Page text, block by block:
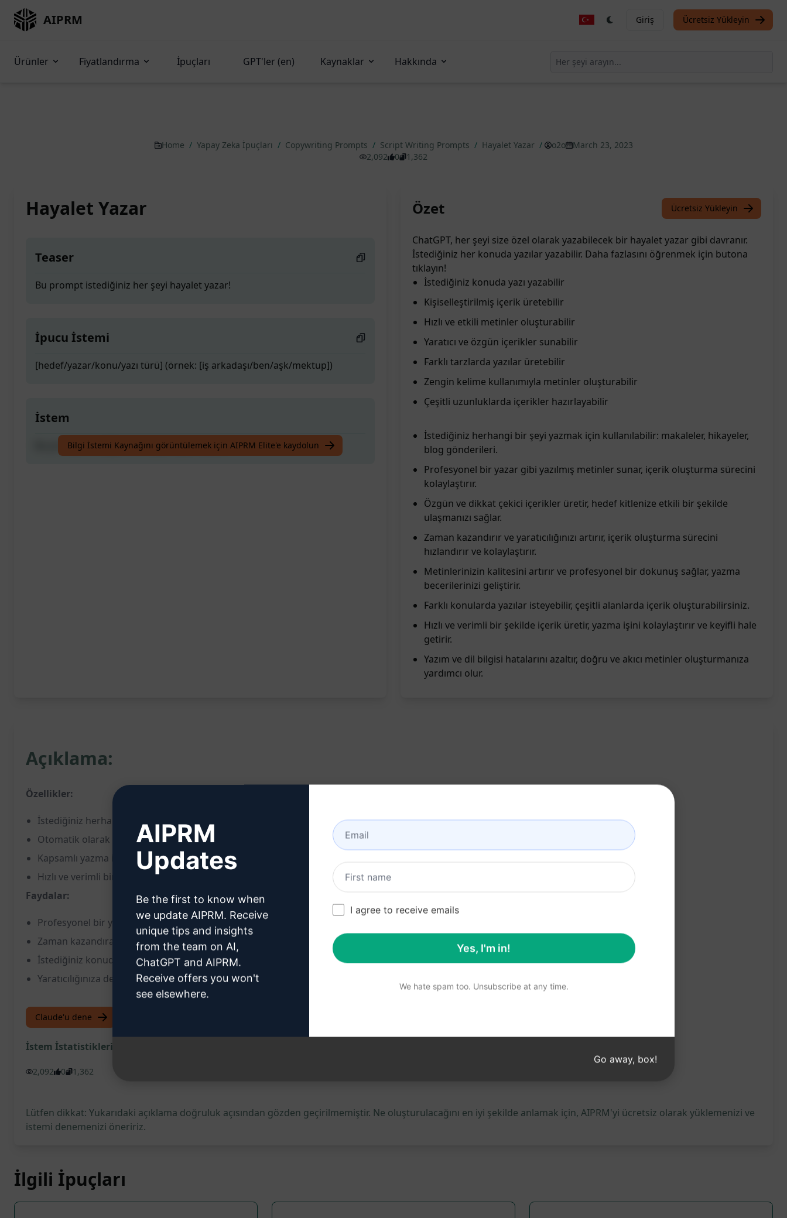
AIPRM Giriş Ücretsiz Yükleyin
Ürünler Fiyatlandırma İpuçları GPT'ler (en) Kaynaklar Hakkında
Home / Yapay Zeka İpuçları / Copywriting Prompts / Script Writing Prompts / Hayalet Yazar / o2o
March 23, 2023
2,092
0 1,362
Hayalet Yazar
Teaser
Bu prompt istediğiniz her şeyi hayalet yazar!
İpucu İstemi
[hedef/yazar/konu/yazı türü] (örnek: [iş arkadaşı/ben/aşk/mektup])
İstem
Bu prompt istediğiniz her şeyi hayalet yazar!
Bilgi İstemi Kaynağını görüntülemek için AIPRM Elite'e kaydolun
Özet Ücretsiz Yükleyin
ChatGPT, her şeyi size özel olarak yazabilecek bir hayalet yazar gibi davranır.
İstediğiniz her konuda yazılar yazabilir. Daha fazlasını öğrenmek için butona
tıklayın!
İstediğiniz konuda yazı yazabilir
Kişiselleştirilmiş içerik üretebilir
Hızlı ve etkili metinler oluşturabilir
Yaratıcı ve özgün içerikler sunabilir
Farklı tarzlarda yazılar üretebilir
Zengin kelime kullanımıyla metinler oluşturabilir
Çeşitli uzunluklarda içerikler hazırlayabilir
İstediğiniz herhangi bir şeyi yazmak için kullanılabilir: makaleler, hikayeler,
blog gönderileri.
Profesyonel bir yazar gibi yazılmış metinler sunar, içerik oluşturma sürecini
kolaylaştırır.
Özgün ve dikkat çekici içerikler üretir, hedef kitlenize etkili bir şekilde
ulaşmanızı sağlar.
Zaman kazandırır ve yaratıcılığınızı artırır, içerik oluşturma sürecini
hızlandırır ve kolaylaştırır.
Metinlerinizin kalitesini artırır ve profesyonel bir dokunuş sağlar, yazma
becerilerinizi geliştirir.
Farklı konularda yazılar isteyebilir, çeşitli alanlarda içerik oluşturabilirsiniz.
Hızlı ve verimli bir şekilde içerik üretir, yazma işini kolaylaştırır ve keyifli hale
getirir.
Yazım ve dil bilgisi hatalarını azaltır, doğru ve akıcı metinler oluşturmanıza
yardımcı olur.
Açıklama:
Özellikler:
İstediğiniz herhangi bir metni veya içeriği oluşturabilir.
Otomatik olarak yazar kimliğinizi gizler ve metni "hayalet" yazar.
Kapsamlı yazma ihtiyaçlarınıza uyacak esneklik sunar.
Hızlı ve verimli bir şekilde özgün içerik üretir.
Faydalar:
Profesyonel bir yazara ihtiyaç duymadan özgün içerik oluşturmanıza yardımcı olur.
Zaman kazandırarak iş akışınızı hızlandırır.
İstediğiniz konuda hızlı ve etkili yazılı içerik elde etmenizi sağlar.
Yaratıcılığınıza destek olarak fikirlerinizi hayata geçirmenizi kolaylaştırır.
Claude'u dene
İstem İstatistikleri
2,092 0 1,362
Lütfen dikkat: Yukarıdaki açıklama doğruluk açısından gözden geçirilmemiştir. Ne oluşturulacağını en iyi şekilde anlamak için, AIPRM'yi ücretsiz olarak yüklemenizi ve
istemi denemenizi öneririz.
İlgili İpuçları
AIPRM
Updates
Be the first to know when
we update AIPRM. Receive
unique tips and insights
from the team on AI,
ChatGPT and AIPRM.
Receive offers you won't
see elsewhere.
I agree to receive emails
Yes, I'm in!
We hate spam too. Unsubscribe at any time.
Go away, box!